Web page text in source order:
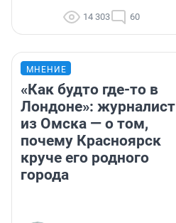
14 303 60
МНЕНИЕ
«Как будто где-то в
Лондоне»: журналист
из Омска — о том,
почему Красноярск
круче его родного
города